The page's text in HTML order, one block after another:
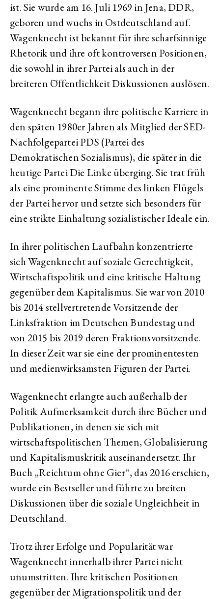
ist. Sie wurde am 16. Juli 1969 in Jena, DDR,
geboren und wuchs in Ostdeutschland auf.
Wagenknecht ist bekannt für ihre scharfsinnige
Rhetorik und ihre oft kontroversen Positionen,
die sowohl in ihrer Partei als auch in der
breiteren Öffentlichkeit Diskussionen auslösen.
Wagenknecht begann ihre politische Karriere in
den späten 1980er Jahren als Mitglied der SED-
Nachfolgepartei PDS (Partei des
Demokratischen Sozialismus), die später in die
heutige Partei Die Linke überging. Sie trat früh
als eine prominente Stimme des linken Flügels
der Partei hervor und setzte sich besonders für
eine strikte Einhaltung sozialistischer Ideale ein.
In ihrer politischen Laufbahn konzentrierte
sich Wagenknecht auf soziale Gerechtigkeit,
Wirtschaftspolitik und eine kritische Haltung
gegenüber dem Kapitalismus. Sie war von 2010
bis 2014 stellvertretende Vorsitzende der
Linksfraktion im Deutschen Bundestag und
von 2015 bis 2019 deren Fraktionsvorsitzende.
In dieser Zeit war sie eine der prominentesten
und medienwirksamsten Figuren der Partei.
Wagenknecht erlangte auch außerhalb der
Politik Aufmerksamkeit durch ihre Bücher und
Publikationen, in denen sie sich mit
wirtschaftspolitischen Themen, Globalisierung
und Kapitalismuskritik auseinandersetzt. Ihr
Buch „Reichtum ohne Gier“, das 2016 erschien,
wurde ein Bestseller und führte zu breiten
Diskussionen über die soziale Ungleichheit in
Deutschland.
Trotz ihrer Erfolge und Popularität war
Wagenknecht innerhalb ihrer Partei nicht
unumstritten. Ihre kritischen Positionen
gegenüber der Migrationspolitik und der